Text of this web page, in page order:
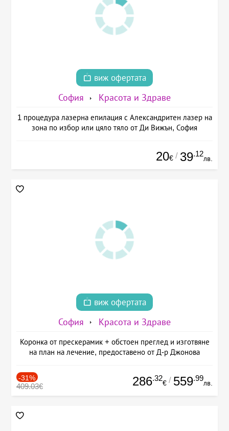
виж офертата
София Красота и Здраве
1 процедура лазерна епилация с Александритен лазер на
зона по избор или цяло тяло от Ди Вижън, София
20€ / 39.12
лв.
виж офертата
София Красота и Здраве
Коронка от прескерамик + обстоен преглед и изготвяне
на план на лечение, предоставено от Д-р Джонова
-31%
409.03€ 286.32
€ / 559.99
лв.